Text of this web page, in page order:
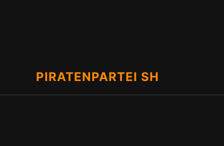
PIRATENPARTEI SH